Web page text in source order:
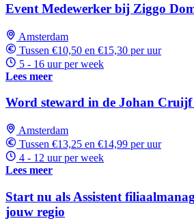
Event Medewerker bij Ziggo
Amsterdam
Tussen €10,50 en €15,30 per uur
5 - 16 uur per week
Lees meer
Word steward in de Johan
Amsterdam
Tussen €13,25 en €14,99 per uur
4 - 12 uur per week
Lees meer
Start nu als Assistent
jouw regio